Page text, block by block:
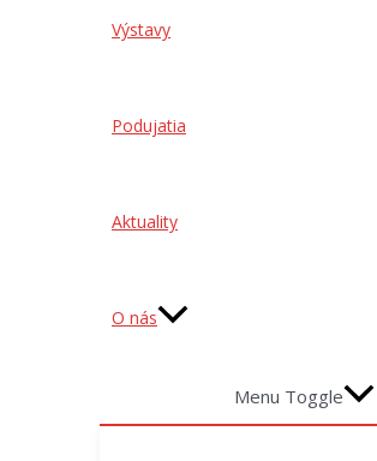
Výstavy
Podujatia
Aktuality
O nás
Menu Toggle